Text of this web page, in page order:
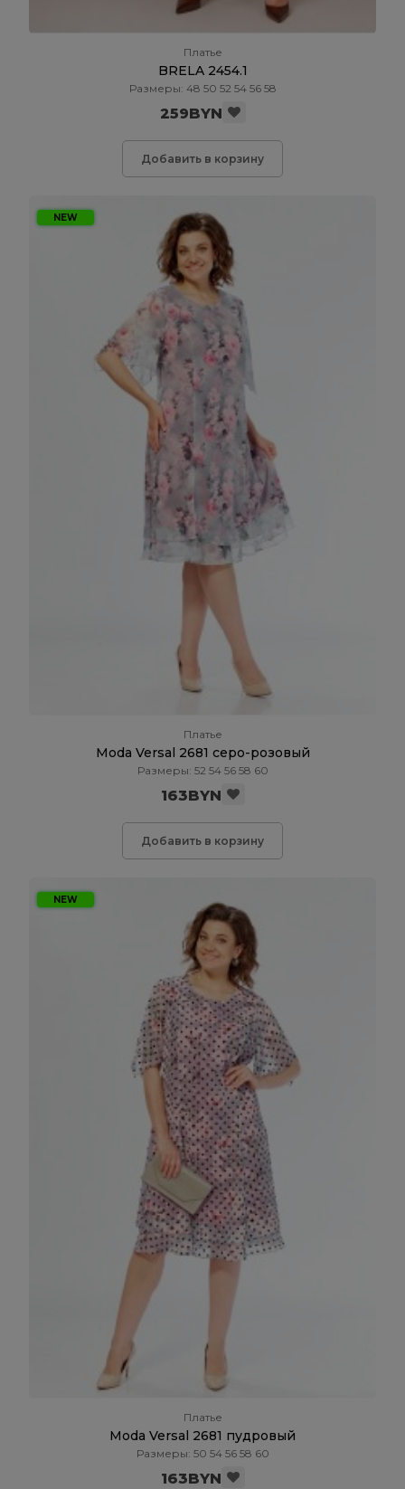
Платье
BRELA 2454.1
Размеры: 48 50 52 54 56 58
259BYN
Добавить в корзину
NEW
Платье
Moda Versal 2681 серо-розовый
Размеры: 52 54 56 58 60
163BYN
Добавить в корзину
NEW
Платье
Moda Versal 2681 пудровый
Размеры: 50 54 56 58 60
163BYN